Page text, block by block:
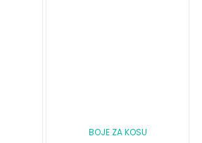
BOJE ZA KOSU